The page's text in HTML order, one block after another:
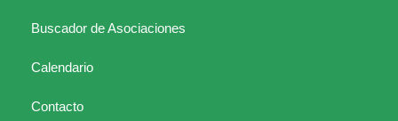
Buscador de Asociaciones
Calendario
Contacto